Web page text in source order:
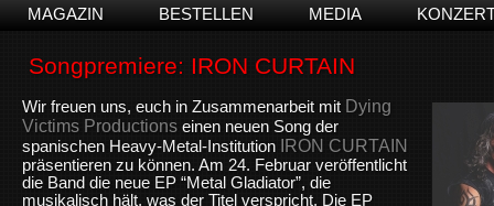
MAGAZIN BESTELLEN MEDIA
Songpremiere: IRON CURTAIN
Wir freuen uns, euch in Zusammenarbeit mit Dying
Victims Productions einen neuen Song der
spanischen Heavy-Metal-Institution
IRON CURTAIN
präsentieren zu können. Am 24. Februar veröffentlicht
die Band die neue EP “Metal Gladiator”, die
musikalisch hält, was der Titel verspricht. Die EP